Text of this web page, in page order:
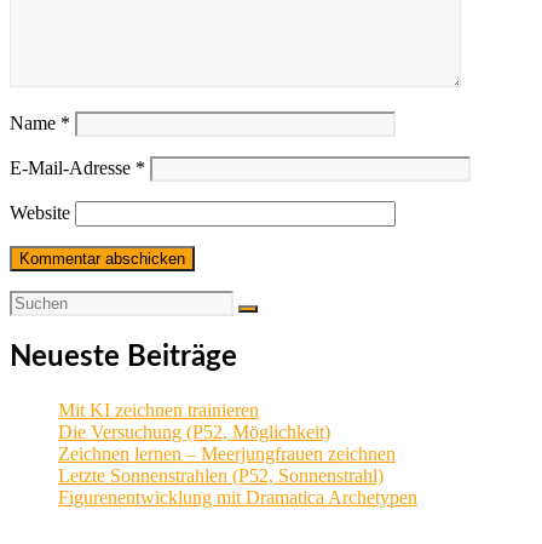
Name *
E-Mail-Adresse *
Website
Neueste Beiträge
Mit KI zeichnen trainieren
Die Versuchung (P52, Möglichkeit)
Zeichnen lernen – Meerjungfrauen zeichnen
Letzte Sonnenstrahlen (P52, Sonnenstrahl)
Figurenentwicklung mit Dramatica Archetypen